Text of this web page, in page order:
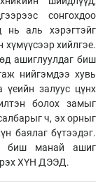
сонгохдоо
нь аль хэрэгтэйг
хийлгэе.
ашиглуулдаг биш
нийгэмдээ хувь
залуус цүнх
болох замыг
ч, эх орныг
баялаг бүтээдэг.
биш манай ашиг
ХҮН ДЭЭД.